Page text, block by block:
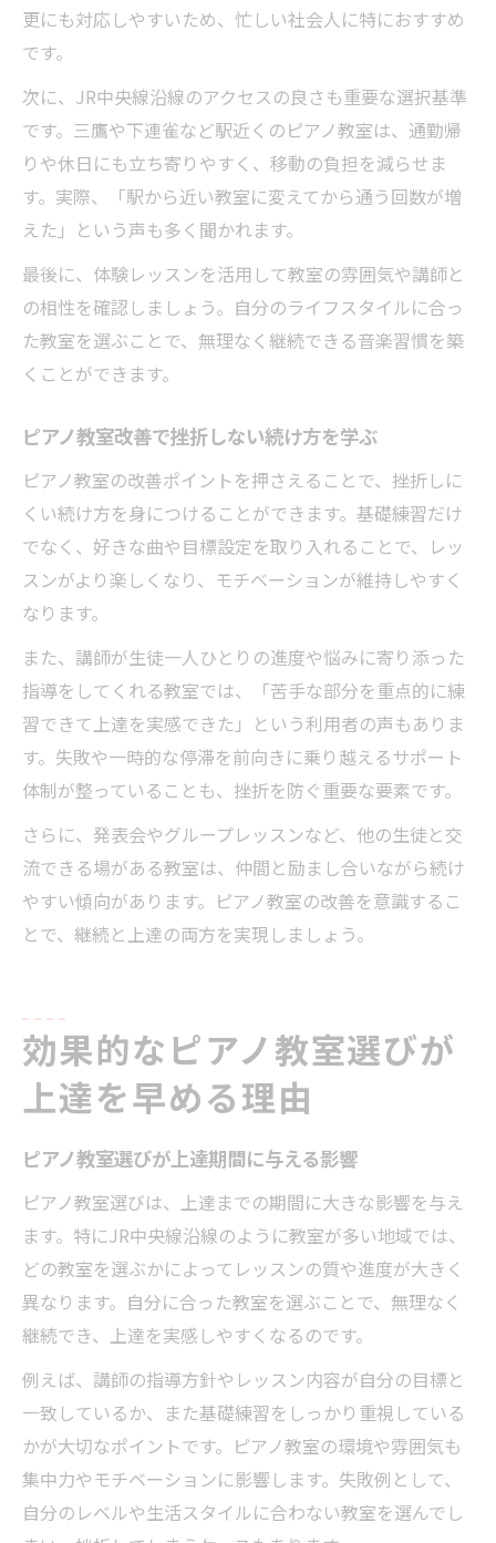
更にも対応しやすいため、忙しい社会人に特におすすめ
です。
次に、JR中央線沿線のアクセスの良さも重要な選択基準
です。三鷹や下連雀など駅近くのピアノ教室は、通勤帰
りや休日にも立ち寄りやすく、移動の負担を減らせま
す。実際、「駅から近い教室に変えてから通う回数が増
えた」という声も多く聞かれます。
最後に、体験レッスンを活用して教室の雰囲気や講師と
の相性を確認しましょう。自分のライフスタイルに合っ
た教室を選ぶことで、無理なく継続できる音楽習慣を築
くことができます。
ピアノ教室改善で挫折しない続け方を学ぶ
ピアノ教室の改善ポイントを押さえることで、挫折しに
くい続け方を身につけることができます。基礎練習だけ
でなく、好きな曲や目標設定を取り入れることで、レッ
スンがより楽しくなり、モチベーションが維持しやすく
なります。
また、講師が生徒一人ひとりの進度や悩みに寄り添った
指導をしてくれる教室では、「苦手な部分を重点的に練
習できて上達を実感できた」という利用者の声もありま
す。失敗や一時的な停滞を前向きに乗り越えるサポート
体制が整っていることも、挫折を防ぐ重要な要素です。
さらに、発表会やグループレッスンなど、他の生徒と交
流できる場がある教室は、仲間と励まし合いながら続け
やすい傾向があります。ピアノ教室の改善を意識するこ
とで、継続と上達の両方を実現しましょう。
効果的なピアノ教室選びが
上達を早める理由
ピアノ教室選びが上達期間に与える影響
ピアノ教室選びは、上達までの期間に大きな影響を与え
ます。特にJR中央線沿線のように教室が多い地域では、
どの教室を選ぶかによってレッスンの質や進度が大きく
異なります。自分に合った教室を選ぶことで、無理なく
継続でき、上達を実感しやすくなるのです。
例えば、講師の指導方針やレッスン内容が自分の目標と
一致しているか、また基礎練習をしっかり重視している
かが大切なポイントです。ピアノ教室の環境や雰囲気も
集中力やモチベーションに影響します。失敗例として、
自分のレベルや生活スタイルに合わない教室を選んでし